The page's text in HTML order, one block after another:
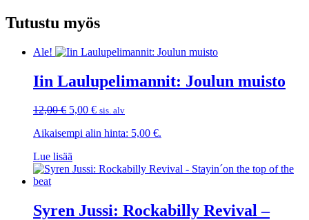
Tutustu myös
Ale!
Iin Laulupelimannit: Joulun muisto
12,00€ Alkuperäinen
oli:
5,00 €Nykyinen
on:
sis. alv
Aikaisempi alin hinta: 5,00 €.
Lue lisää
Syren Jussi: Rockabilly Revival –